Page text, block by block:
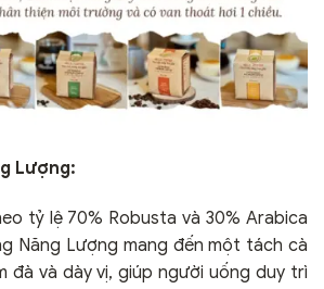
Lượng:
tỷ lệ 70% Robusta và 30% Arabica
Năng Lượng mang đến một tách cà
đà và dày vị, giúp người uống duy trì